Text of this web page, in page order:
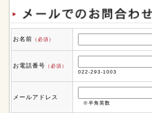
お名前 （必須）
お電話番号 （必須）
022-293-1003
メールアドレス
※半角英数